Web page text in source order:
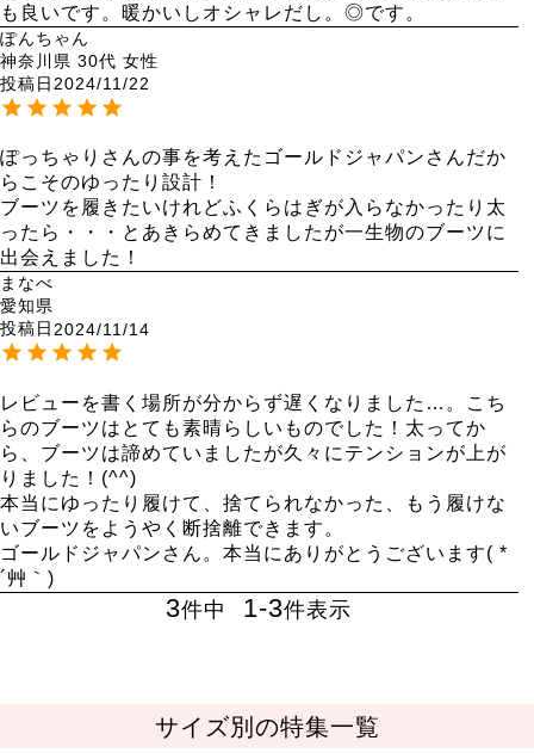
も良いです。暖かいしオシャレだし。◎です。
ぽんちゃん
神奈川県 30代 女性
投稿日2024/11/22
ぽっちゃりさんの事を考えたゴールドジャパンさんだか
らこそのゆったり設計！
ブーツを履きたいけれどふくらはぎが入らなかったり太
ったら・・・とあきらめてきましたが一生物のブーツに
出会えました！
まなべ
愛知県
投稿日 2024/11/14
レビューを書く場所が分からず遅くなりました…。こち
らのブーツはとても素晴らしいものでした！太ってか
ら、ブーツは諦めていましたが久々にテンションが上が
りました！(^^)
本当にゆったり履けて、捨てられなかった、もう履けな
いブーツをようやく断捨離できます。
ゴールドジャパンさん。本当にありがとうございます( *
´艸｀)
3件中 1-3件表示
サイズ別の特集一覧